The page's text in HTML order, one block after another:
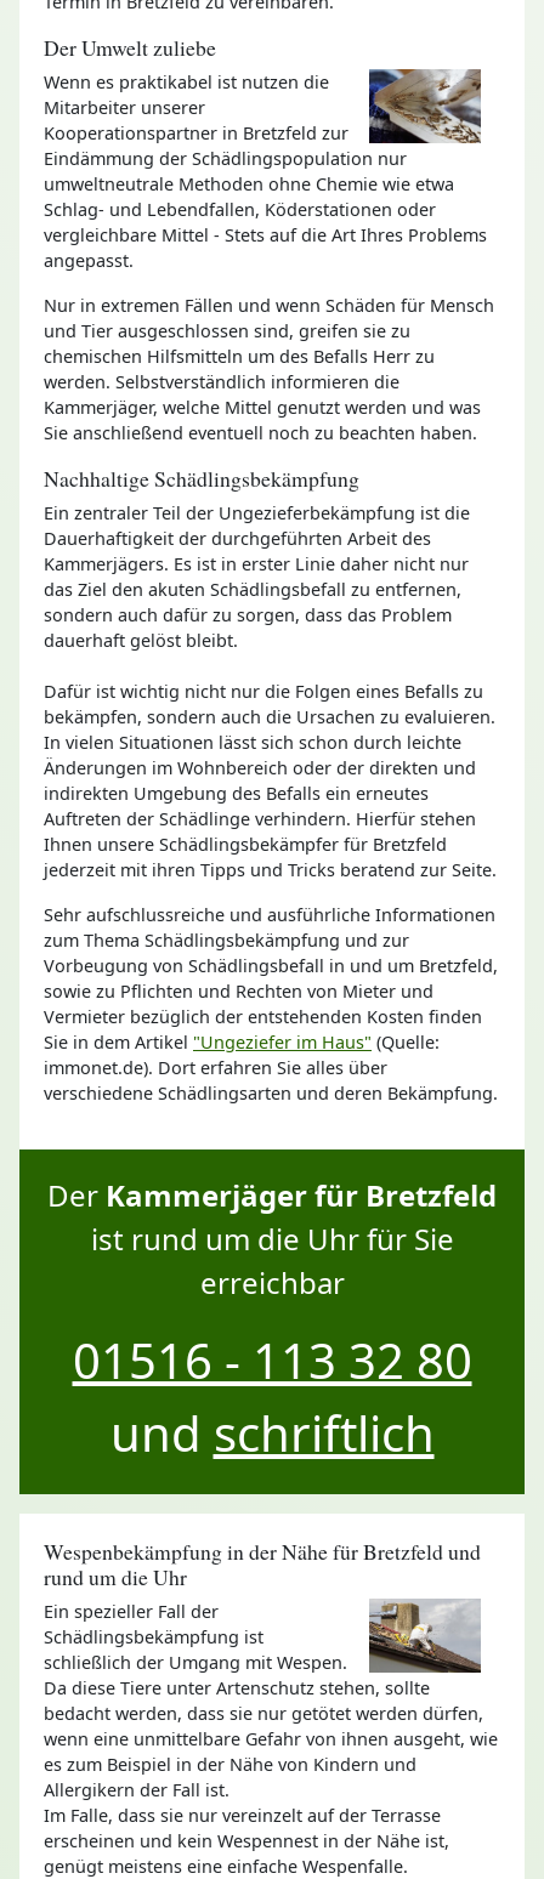
Der Umwelt zuliebe
Wenn es praktikabel ist nutzen die
Mitarbeiter unserer
Kooperationspartner in Bretzfeld zur
Eindämmung der Schädlingspopulation nur
umweltneutrale Methoden ohne Chemie wie etwa
Schlag- und Lebendfallen, Köderstationen oder
vergleichbare Mittel - Stets auf die Art Ihres Problems
angepasst.
Nur in extremen Fällen und wenn Schäden für Mensch
und Tier ausgeschlossen sind, greifen sie zu
chemischen Hilfsmitteln um des Befalls Herr zu
werden. Selbstverständlich informieren die
Kammerjäger, welche Mittel genutzt werden und was
Sie anschließend eventuell noch zu beachten haben.
Nachhaltige Schädlingsbekämpfung
Ein zentraler Teil der Ungezieferbekämpfung ist die
Dauerhaftigkeit der durchgeführten Arbeit des
Kammerjägers. Es ist in erster Linie daher nicht nur
das Ziel den akuten Schädlingsbefall zu entfernen,
sondern auch dafür zu sorgen, dass das Problem
dauerhaft gelöst bleibt.
Dafür ist wichtig nicht nur die Folgen eines Befalls zu
bekämpfen, sondern auch die Ursachen zu evaluieren.
In vielen Situationen lässt sich schon durch leichte
Änderungen im Wohnbereich oder der direkten und
indirekten Umgebung des Befalls ein erneutes
Auftreten der Schädlinge verhindern. Hierfür stehen
Ihnen unsere Schädlingsbekämpfer für Bretzfeld
jederzeit mit ihren Tipps und Tricks beratend zur Seite.
Sehr aufschlussreiche und ausführliche Informationen
zum Thema Schädlingsbekämpfung und zur
Vorbeugung von Schädlingsbefall in und um Bretzfeld,
sowie zu Pflichten und Rechten von Mieter und
Vermieter bezüglich der entstehenden Kosten finden
Sie in dem Artikel "Ungeziefer im Haus" (Quelle:
immonet.de). Dort erfahren Sie alles über
verschiedene Schädlingsarten und deren Bekämpfung.
Der Kammerjäger für Bretzfeld
ist rund um die Uhr für Sie
erreichbar
01516 - 113 32 80
und schriftlich
Wespenbekämpfung in der Nähe für Bretzfeld und
rund um die Uhr
Ein spezieller Fall der
Schädlingsbekämpfung ist
schließlich der Umgang mit Wespen.
Da diese Tiere unter Artenschutz stehen, sollte
bedacht werden, dass sie nur getötet werden dürfen,
wenn eine unmittelbare Gefahr von ihnen ausgeht, wie
es zum Beispiel in der Nähe von Kindern und
Allergikern der Fall ist.
Im Falle, dass sie nur vereinzelt auf der Terrasse
erscheinen und kein Wespennest in der Nähe ist,
genügt meistens eine einfache Wespenfalle.